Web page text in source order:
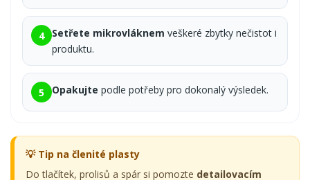
4 Setřete mikrovláknem veškeré zbytky nečistot i
produktu.
5 Opakujte podle potřeby pro dokonalý výsledek.
💡 Tip na členité plasty
Do tlačítek, prolisů a spár si pomozte detailovacím